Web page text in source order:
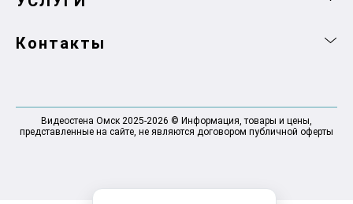
Контакты
Видеостена Омск 2025-2026 © Информация, товары и цены,
представленные на сайте, не являются договором публичной оферты